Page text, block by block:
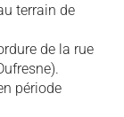
terrain de
de la rue
période